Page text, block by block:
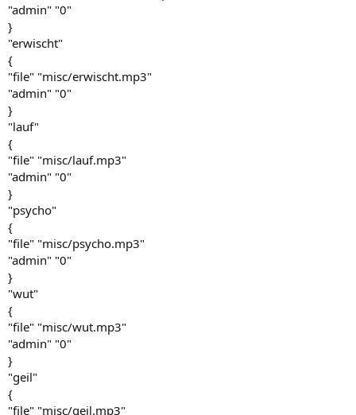
"admin" "0"
}
"erwischt"
{
"file" "misc/erwischt.mp3"
"admin" "0"
}
"lauf"
{
"file" "misc/lauf.mp3"
"admin" "0"
}
"psycho"
{
"file" "misc/psycho.mp3"
"admin" "0"
}
"wut"
{
"file" "misc/wut.mp3"
"admin" "0"
}
"geil"
{
"file" "misc/geil.mp3"